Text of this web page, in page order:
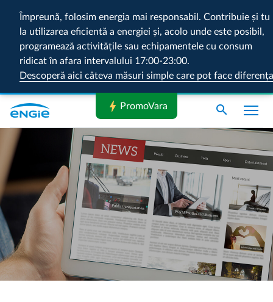
Împreună, folosim energia mai responsabil. Contribuie și tu
la utilizarea eficientă a energiei și, acolo unde este posibil,
programează activitățile sau echipamentele cu consum
ridicat în afara intervalului 17:00-23:00.
Descoperă aici câteva măsuri simple care pot face diferența
search
bolt PromoVara